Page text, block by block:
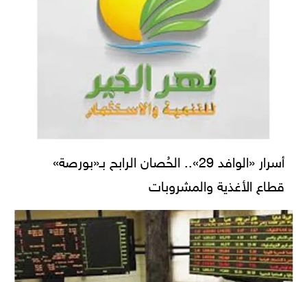
أسرار «الوافد 29».. الحُصان الرابح بـ«بورصة»
قطاع الأغذية والمشروبات